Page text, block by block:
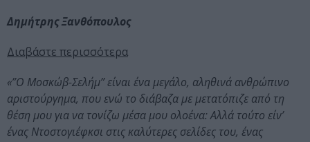
Δημήτρης Ξανθόπουλος
Διαβάστε περισσότερα
«”Ο Μοσκώβ-Σελήμ” είναι ένα μεγάλο, αληθινά ανθρώπινο
αριστούργημα, που ενώ το διάβαζα με μετατόπιζε από τη
θέση μου για να τονίζω μέσα μου ολοένα: Αλλά τούτο είν’
ένας Ντοστογιέφκσι στις καλύτερες σελίδες του, ένας